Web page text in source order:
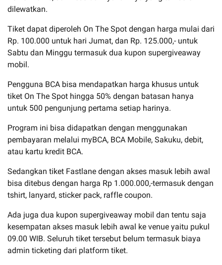
dilewatkan.
Tiket dapat diperoleh On The Spot dengan harga mulai dari
Rp. 100.000 untuk hari Jumat, dan Rp. 125.000,- untuk
Sabtu dan Minggu termasuk dua kupon supergiveaway
mobil.
Pengguna BCA bisa mendapatkan harga khusus untuk
tiket On The Spot hingga 50% dengan batasan hanya
untuk 500 pengunjung pertama setiap harinya.
Program ini bisa didapatkan dengan menggunakan
pembayaran melalui myBCA, BCA Mobile, Sakuku, debit,
atau kartu kredit BCA.
Sedangkan tiket Fastlane dengan akses masuk lebih awal
bisa ditebus dengan harga Rp 1.000.000,-termasuk dengan
tshirt, lanyard, sticker pack, raffle coupon.
Ada juga dua kupon supergiveaway mobil dan tentu saja
kesempatan akses masuk lebih awal ke venue yaitu pukul
09.00 WIB. Seluruh tiket tersebut belum termasuk biaya
admin ticketing dari platform tiket.